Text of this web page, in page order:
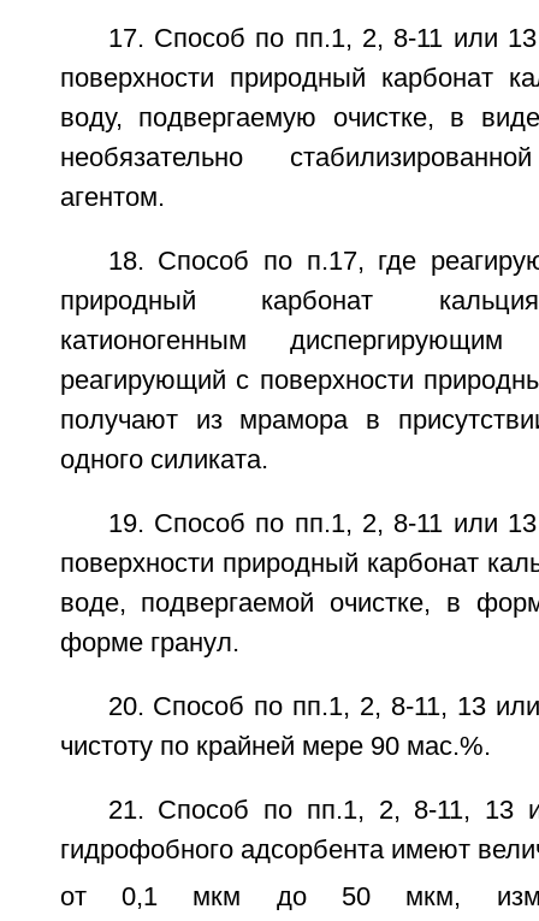
17. Способ по пп.1, 2, 8-11 или
поверхности природный карбонат
воду, подвергаемую очистке, в
необязательно
агентом.
18. Способ по п.17, где
природный карбонат
катионогенным
реагирующий с поверхности
получают из мрамора в
одного силиката.
19. Способ по пп.1, 2, 8-11 или
поверхности природный карбонат
воде, подвергаемой очистке, в
форме гранул.
20. Способ по пп.1, 2, 8-11, 13
чистоту по крайней мере 90 мас.%.
21. Способ по пп.1, 2, 8-11, 13
гидрофобного адсорбента имеют
от 0,1 мкм до 50 мкм,